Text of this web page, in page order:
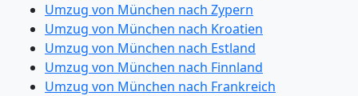
Umzug von München nach Zypern
Umzug von München nach Kroatien
Umzug von München nach Estland
Umzug von München nach Finnland
Umzug von München nach Frankreich